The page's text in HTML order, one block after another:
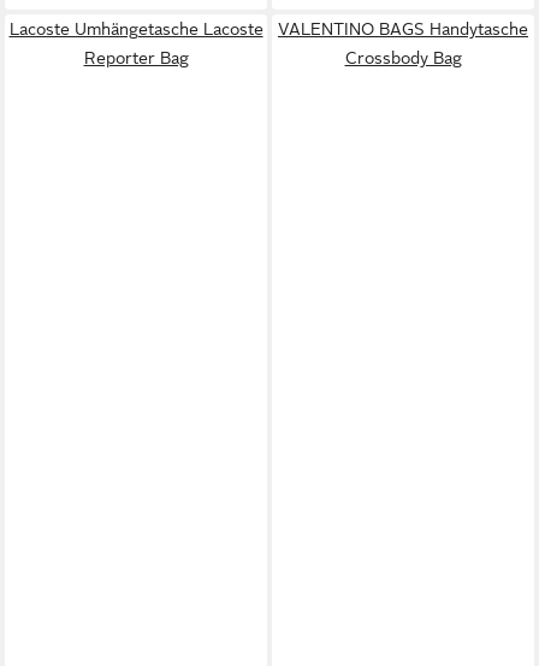
Lacoste Umhängetasche Lacoste
Reporter Bag
VALENTINO BAGS Handytasche
Crossbody Bag